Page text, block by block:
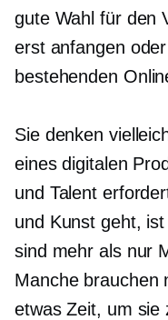
gute Wahl für den
erst anfangen
bestehenden
Sie denken
eines digitalen
und Talent
und Kunst geht,
sind mehr als nur
Manche brauchen
etwas Zeit, um sie